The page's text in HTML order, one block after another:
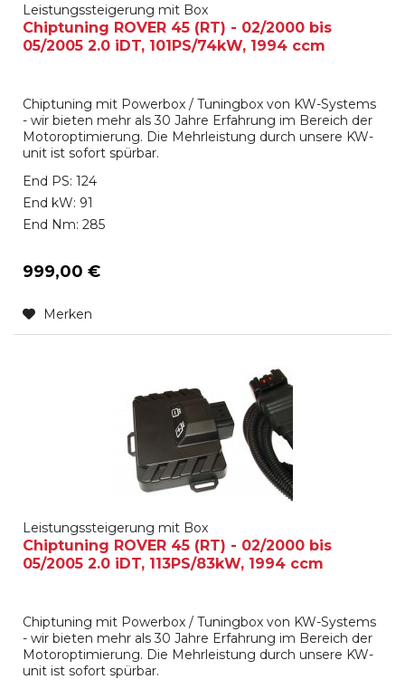
Leistungssteigerung mit Box
Chiptuning ROVER 45 (RT) - 02/2000 bis
05/2005 2.0 iDT, 101PS/74kW, 1994 ccm
Chiptuning mit Powerbox / Tuningbox von KW-Systems
- wir bieten mehr als 30 Jahre Erfahrung im Bereich der
Motoroptimierung. Die Mehrleistung durch unsere KW-
unit ist sofort spürbar.
End PS: 124
End kW: 91
End Nm: 285
999,00 €
Merken
Leistungssteigerung mit Box
Chiptuning ROVER 45 (RT) - 02/2000 bis
05/2005 2.0 iDT, 113PS/83kW, 1994 ccm
Chiptuning mit Powerbox / Tuningbox von KW-Systems
- wir bieten mehr als 30 Jahre Erfahrung im Bereich der
Motoroptimierung. Die Mehrleistung durch unsere KW-
unit ist sofort spürbar.